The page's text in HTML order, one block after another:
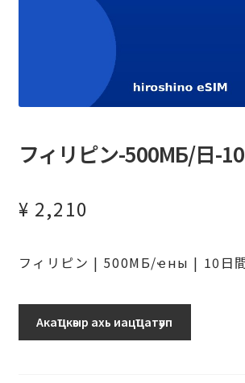
フィリピン-500МБ/日-
¥ 2,210
フィリピン | 500МБ/ҽны | 10日
Акаҵкәыр ахь иацҵатәуп